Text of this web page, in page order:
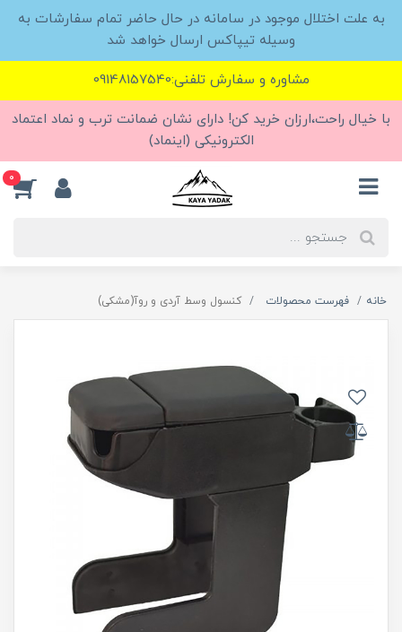
به علت اختلال موجود در سامانه در حال حاضر تمام سفارشات به
وسیله تیپاکس ارسال خواهد شد
مشاوره و سفارش تلفنی:09148157540
با خیال راحت،ارزان خرید کن! دارای نشان ضمانت ترب و نماد اعتماد
الکترونیکی (اینماد)
0
خانه فهرست محصولات کنسول وسط آردی و روآ(مشکی)